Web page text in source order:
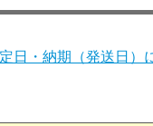
日・納期（発送日）